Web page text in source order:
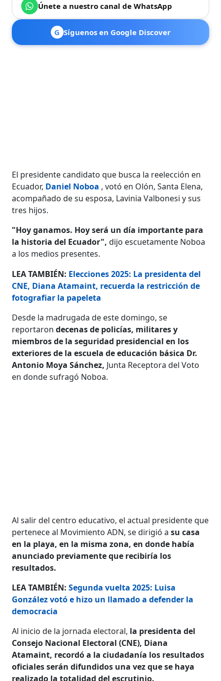
Únete a nuestro canal de WhatsApp
G Síguenos en Google Discover
El presidente candidato que busca la reelección en
Ecuador, Daniel Noboa , votó en Olón, Santa Elena,
acompañado de su esposa, Lavinia Valbonesi y sus
tres hijos.
"Hoy ganamos. Hoy será un día importante para
la historia del Ecuador", dijo escuetamente Noboa
a los medios presentes.
LEA TAMBIÉN: Elecciones 2025: La presidenta del
CNE, Diana Atamaint, recuerda la restricción de
fotografiar la papeleta
Desde la madrugada de este domingo, se
reportarondecenas de policías, militares y
miembros de la seguridad presidencial en los
exteriores de la escuela de educación básica Dr.
Antonio Moya Sánchez, Junta Receptora del Voto
en donde sufragó Noboa.
Al salir del centro educativo, el actual presidente que
pertenece al Movimiento ADN, se dirigió asu casa
en la playa, en la misma zona, en donde había
anunciado previamente que recibiría los
resultados.
LEA TAMBIÉN:Segunda vuelta 2025: Luisa
González votó e hizo un llamado a defender la
democracia
Al inicio de la jornada electoral, la presidenta del
Consejo Nacional Electoral (CNE), Diana
Atamaint, recordó a la ciudadanía los resultados
oficiales serán difundidos una vez que se haya
realizado la totalidad del escrutinio.